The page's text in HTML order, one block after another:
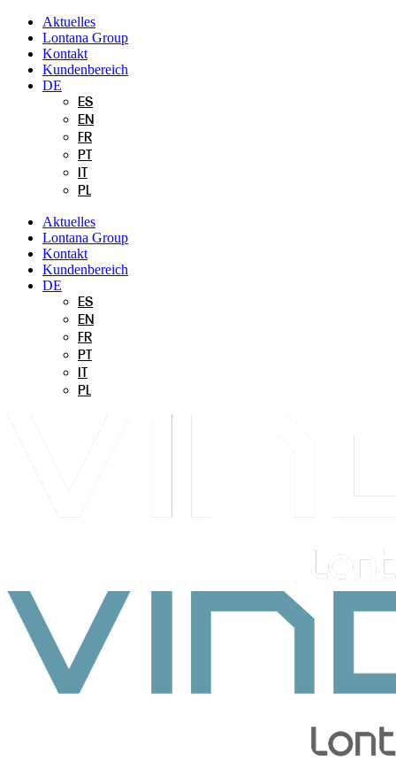
Zum
Inhalt
springen
Aktuelles
Lontana Group
Kontakt
Kundenbereich
DE
ES
EN
FR
PT
PL
Aktuelles
Lontana Group
Kontakt
Kundenbereich
DE
ES
EN
FR
PT
PL